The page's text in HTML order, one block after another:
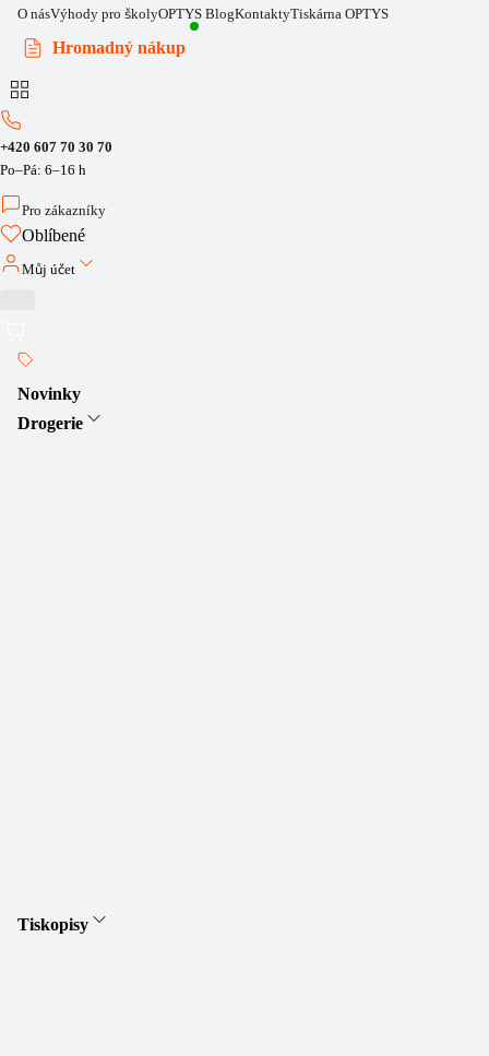
O násVýhody pro školyOPTYS BlogKontaktyTiskárna OPTYS
Hromadný nákup
+420 607 70 30 70
Po–Pá: 6–16 h
Pro zákazníky
Oblíbené
Můj účet
Novinky
Drogerie
Tiskopisy